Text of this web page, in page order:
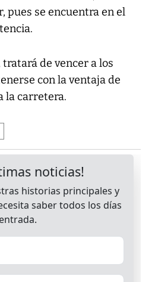
pues se encuentra en el
de vencer a los
con la ventaja de
la carretera.